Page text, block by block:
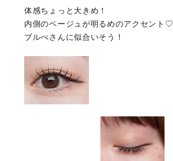
体感ちょっと大きめ！
内側のベージュが明るめのアクセント♡
ブルべさんに似合いそう！